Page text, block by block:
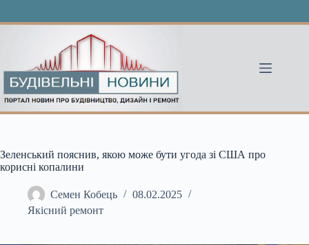
Зеленський пояснив, якою може бути угода зі США про
корисні копалини
Семен Кобець
08.02.2025
Якісний ремонт